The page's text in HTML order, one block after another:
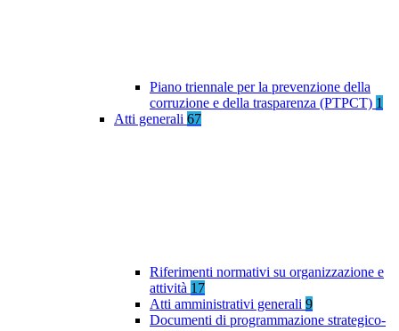
Piano triennale per la prevenzione della
corruzione e della trasparenza (PTPCT) 1
Atti generali 67
Riferimenti normativi su organizzazione e
attività 17
Atti amministrativi generali 9
Documenti di programmazione strategico-